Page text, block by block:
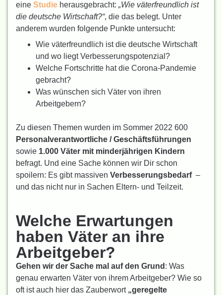
eine Studie herausgebracht: „Wie väterfreundlich ist
die deutsche Wirtschaft?“, die das belegt. Unter
anderem wurden folgende Punkte untersucht:
Wie väterfreundlich ist die deutsche Wirtschaft
und wo liegt Verbesserungspotenzial?
Welche Fortschritte hat die Corona-Pandemie
gebracht?
Was wünschen sich Väter von ihren
Arbeitgebern?
Zu diesen Themen wurden im Sommer 2022 600
Personalverantwortliche / Geschäftsführungen
sowie 1.000 Väter mit minderjährigen Kindern
befragt. Und eine Sache können wir Dir schon
spoilern: Es gibt massiven Verbesserungsbedarf –
und das nicht nur in Sachen Eltern- und Teilzeit.
Welche Erwartungen
haben Väter an ihre
Arbeitgeber?
Gehen wir der Sache mal auf den Grund : Was
genau erwarten Väter von ihrem Arbeitgeber? Wie so
oft ist auch hier das Zauberwort„geregelte